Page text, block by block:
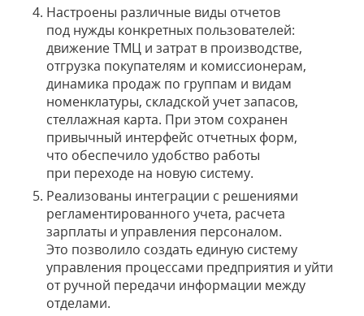
Настроены различные виды отчетов
под нужды конкретных пользователей:
движение ТМЦ и затрат в производстве,
отгрузка покупателям и комиссионерам,
динамика продаж по группам и видам
номенклатуры, складской учет запасов,
стеллажная карта. При этом сохранен
привычный интерфейс отчетных форм,
что обеспечило удобство работы
при переходе на новую систему.
Реализованы интеграции с решениями
регламентированного учета, расчета
зарплаты и управления персоналом.
Это позволило создать единую систему
управления процессами предприятия и уйти
от ручной передачи информации между
отделами.